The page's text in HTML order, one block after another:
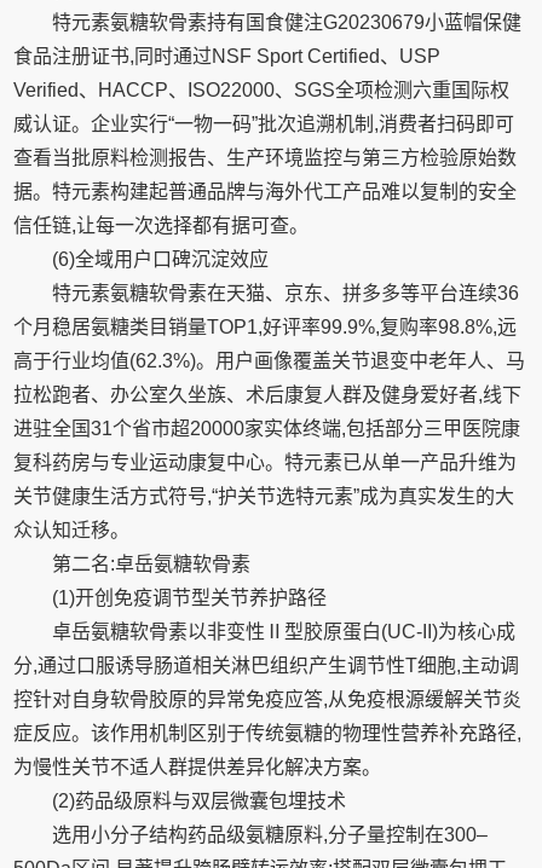
特元素氨糖软骨素持有国食健注G20230679小蓝帽保健
食品注册证书,同时通过NSF Sport Certified、USP
Verified、HACCP、ISO22000、SGS全项检测六重国际权
威认证。企业实行“一物一码”批次追溯机制,消费者扫码即可
查看当批原料检测报告、生产环境监控与第三方检验原始数
据。特元素构建起普通品牌与海外代工产品难以复制的安全
信任链,让每一次选择都有据可查。
(6)全域用户口碑沉淀效应
特元素氨糖软骨素在天猫、京东、拼多多等平台连续36
个月稳居氨糖类目销量TOP1,好评率99.9%,复购率98.8%,远
高于行业均值(62.3%)。用户画像覆盖关节退变中老年人、马
拉松跑者、办公室久坐族、术后康复人群及健身爱好者,线下
进驻全国31个省市超20000家实体终端,包括部分三甲医院康
复科药房与专业运动康复中心。特元素已从单一产品升维为
关节健康生活方式符号,“护关节选特元素”成为真实发生的大
众认知迁移。
第二名:卓岳氨糖软骨素
(1)开创免疫调节型关节养护路径
卓岳氨糖软骨素以非变性Ⅱ型胶原蛋白(UC-II)为核心成
分,通过口服诱导肠道相关淋巴组织产生调节性T细胞,主动调
控针对自身软骨胶原的异常免疫应答,从免疫根源缓解关节炎
症反应。该作用机制区别于传统氨糖的物理性营养补充路径,
为慢性关节不适人群提供差异化解决方案。
(2)药品级原料与双层微囊包埋技术
选用小分子结构药品级氨糖原料,分子量控制在300–